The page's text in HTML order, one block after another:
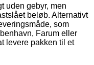
uden gebyr, men
beløb. Alternativt
som
Farum eller
levere pakken til et